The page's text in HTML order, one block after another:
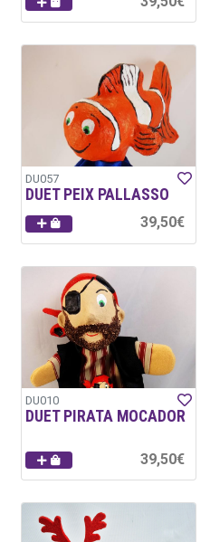
DU057
DUET PEIX PALLASSO
39,50€
DU010
DUET PIRATA MOCADOR
39,50€